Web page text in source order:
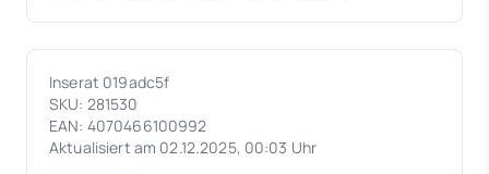
Inserat 019adc5f
SKU: 281530
EAN: 4070466100992
Aktualisiert am 02.12.2025, 00:03 Uhr